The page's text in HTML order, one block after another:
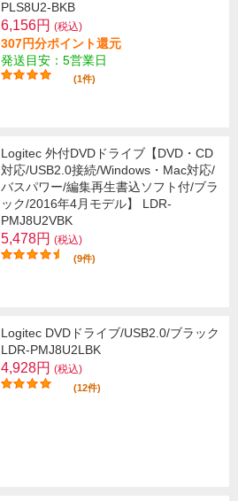
PLS8U2-BKB
6,156円 (税込)
307円分ポイント還元
発送目安：5営業日
(1件)
Logitec 外付DVDドライブ【DVD・CD
対応/USB2.0接続/Windows・Mac対応/
バスパワー/編集再生書込ソフト付/ブラ
ック/2016年4月モデル】 LDR-
PMJ8U2VBK
5,478円 (税込)
(9件)
Logitec DVDドライブ/USB2.0/ブラック
LDR-PMJ8U2LBK
4,928円 (税込)
(12件)